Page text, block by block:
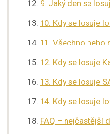
9. Jaký den se
10. Kdy se losuje
11. Všechno nebo
12. Kdy se losuje
13. Kdy se losuje
14. Kdy se losuje
FAQ – nejčastější